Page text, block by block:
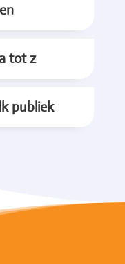
tot z
publiek